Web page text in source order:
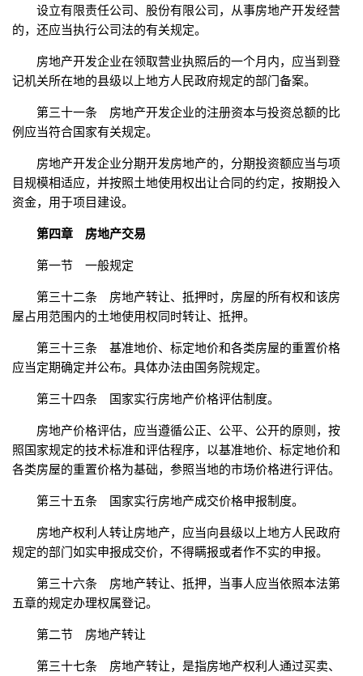
设立有限责任公司、股份有限公司，从事房地产开发经营
的，还应当执行公司法的有关规定。
房地产开发企业在领取营业执照后的一个月内，应当到登
记机关所在地的县级以上地方人民政府规定的部门备案。
第三十一条 房地产开发企业的注册资本与投资总额的比
例应当符合国家有关规定。
房地产开发企业分期开发房地产的，分期投资额应当与项
目规模相适应，并按照土地使用权出让合同的约定，按期投入
资金，用于项目建设。
第四章 房地产交易
第一节 一般规定
第三十二条 房地产转让、抵押时，房屋的所有权和该房
屋占用范围内的土地使用权同时转让、抵押。
第三十三条 基准地价、标定地价和各类房屋的重置价格
应当定期确定并公布。具体办法由国务院规定。
第三十四条 国家实行房地产价格评估制度。
房地产价格评估，应当遵循公正、公平、公开的原则，按
照国家规定的技术标准和评估程序，以基准地价、标定地价和
各类房屋的重置价格为基础，参照当地的市场价格进行评估。
第三十五条 国家实行房地产成交价格申报制度。
房地产权利人转让房地产，应当向县级以上地方人民政府
规定的部门如实申报成交价，不得瞒报或者作不实的申报。
第三十六条 房地产转让、抵押，当事人应当依照本法第
五章的规定办理权属登记。
第二节 房地产转让
第三十七条 房地产转让，是指房地产权利人通过买卖、